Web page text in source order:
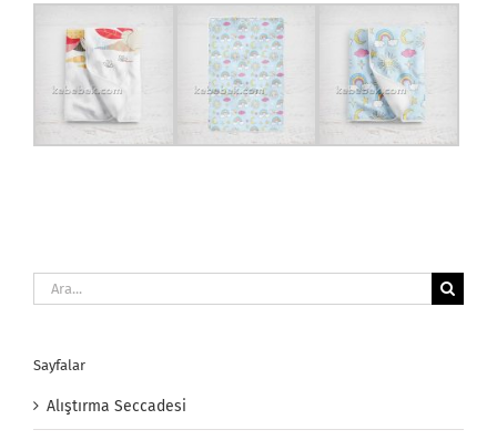
Ara:
Sayfalar
Alıştırma Seccadesi